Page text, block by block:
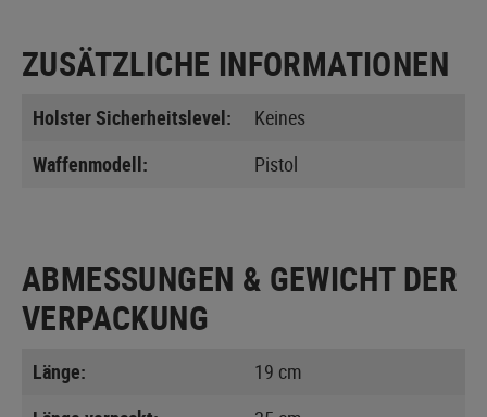
ZUSÄTZLICHE INFORMATIONEN
Holster Sicherheitslevel:
Keines
Waffenmodell:
Pistol
ABMESSUNGEN & GEWICHT DER
VERPACKUNG
Länge:
19 cm